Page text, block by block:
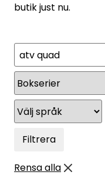
butik just nu.
Sök
Filtrera
Rensa alla